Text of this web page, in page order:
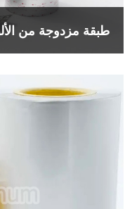
طبقة مزدوجة من